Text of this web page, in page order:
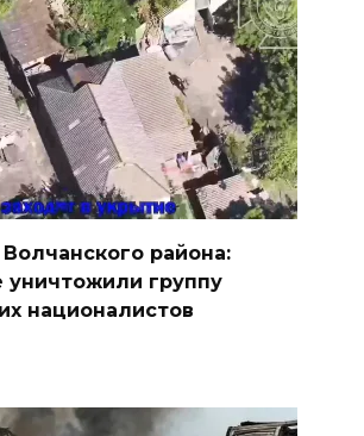
района:
уничтожили группу
националистов